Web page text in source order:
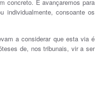
concreto. E avançaremos para
individualmente, consoante os
a considerar que esta via é
de, nos tribunais, vir a ser